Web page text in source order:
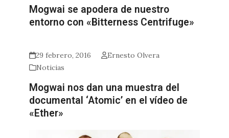
Mogwai se apodera de nuestro
entorno con «Bitterness Centrifuge»
29 febrero, 2016
Ernesto Olvera
Noticias
Mogwai nos dan una muestra del
documental ‘Atomic’ en el vídeo de
«Ether»